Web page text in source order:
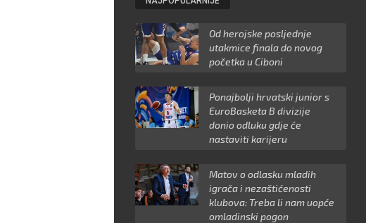
Od herojske posljednje
utakmice finala do novog
početka u Ciboni
Ponajbolji hrvatski junior s
EuroBasketa B divizije
donio odluku gdje će
nastaviti karijeru
Matov o odlasku mladih
igrača i nezaštićenosti
klubova: Treba li nam uopće
omladinski pogon